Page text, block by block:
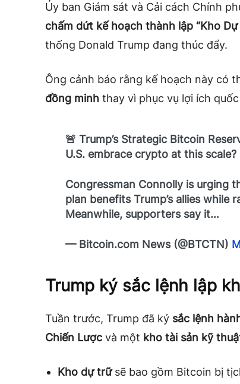
Ủy ban Giám sát và Cải cách Chính
chấm dứt kế hoạch thành lập “Kho
thống Donald Trump đang thúc đẩy.
Ông cảnh báo rằng kế hoạch này có
đồng minh thay vì phục vụ lợi ích
🚨 Trump’s Strategic Bitcoin
U.S. embrace crypto at this scale?
Congressman Connolly is urging
plan benefits Trump’s allies while
Meanwhile, supporters say it…
— Bitcoin.com News (@BTCTN)
Trump ký sắc lệnh lập
Tuần trước, Trump đã ký sắc lệnh
Chiến Lược và một kho tài sản kỹ
Kho dự trữsẽ bao gồm Bitcoin bị